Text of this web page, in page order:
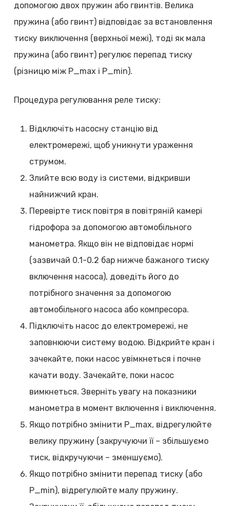
допомогою двох пружин або гвинтів. Велика
пружина (або гвинт) відповідає за встановлення
тиску виключення (верхньої межі), тоді як мала
пружина (або гвинт) регулює перепад тиску
(різницю між P_max і P_min).
Процедура регулювання реле тиску:
Відключіть насосну станцію від
електромережі, щоб уникнути ураження
струмом.
Злийте всю воду із системи, відкривши
найнижчий кран.
Перевірте тиск повітря в повітряній камері
гідрофора за допомогою автомобільного
манометра. Якщо він не відповідає нормі
(зазвичай 0.1-0.2 бар нижче бажаного тиску
включення насоса), доведіть його до
потрібного значення за допомогою
автомобільного насоса або компресора.
Підключіть насос до електромережі, не
заповнюючи систему водою. Відкрийте кран і
зачекайте, поки насос увімкнеться і почне
качати воду. Зачекайте, поки насос
вимкнеться. Зверніть увагу на показники
манометра в момент включення і виключення.
Якщо потрібно змінити P_max, відрегулюйте
велику пружину (закручуючи її – збільшуємо
тиск, відкручуючи – зменшуємо).
Якщо потрібно змінити перепад тиску (або
P_min), відрегулюйте малу пружину.